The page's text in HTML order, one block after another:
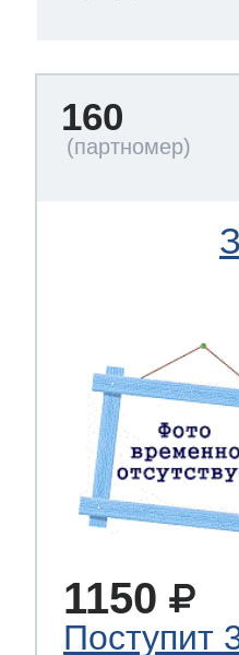
160
1150
Поступит